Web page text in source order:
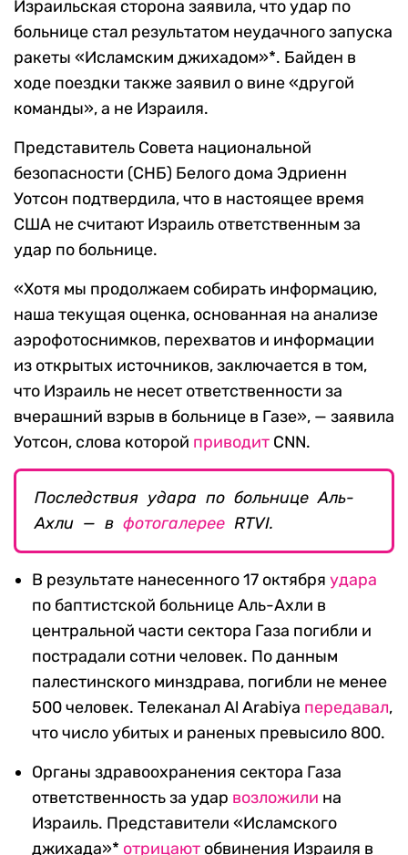
Израильская сторона заявила, что удар по
больнице стал результатом неудачного запуска
ракеты «Исламским джихадом»*. Байден в
ходе поездки также заявил о вине «другой
команды», а не Израиля.
Представитель Совета национальной
безопасности (СНБ) Белого дома Эдриенн
Уотсон подтвердила, что в настоящее время
США не считают Израиль ответственным за
удар по больнице.
«Хотя мы продолжаем собирать информацию,
наша текущая оценка, основанная на анализе
аэрофотоснимков, перехватов и информации
из открытых источников, заключается в том,
что Израиль не несет ответственности за
вчерашний взрыв в больнице в Газе», — заявила
Уотсон, слова которой приводит CNN.
Последствия удара по больнице Аль-
Ахли — в фотогалерее RTVI.
В результате нанесенного 17 октября удара
по баптистской больнице Аль-Ахли в
центральной части сектора Газа погибли и
пострадали сотни человек. По данным
палестинского минздрава, погибли не менее
500 человек. Телеканал Al Arabiya передавал,
что число убитых и раненых превысило 800.
Органы здравоохранения сектора Газа
ответственность за удар возложили на
Израиль. Представители «Исламского
джихада»* отрицают обвинения Израиля в